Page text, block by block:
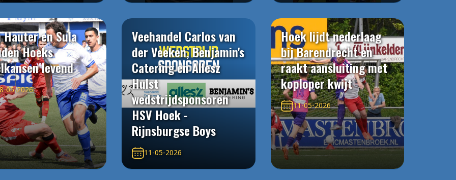
Hauter en Sula
Hoeks
levend
05-2026
Veehandel Carlos van
der Veeken, Benjamin's
Catering en Allesz
Hulst
wedstrijdsponsoren
HSV Hoek -
Rijnsburgse Boys
11-05-2026
Hoek lijdt nederlaag
bij Barendrecht en
raakt aansluiting met
koploper kwijt
11-05-2026